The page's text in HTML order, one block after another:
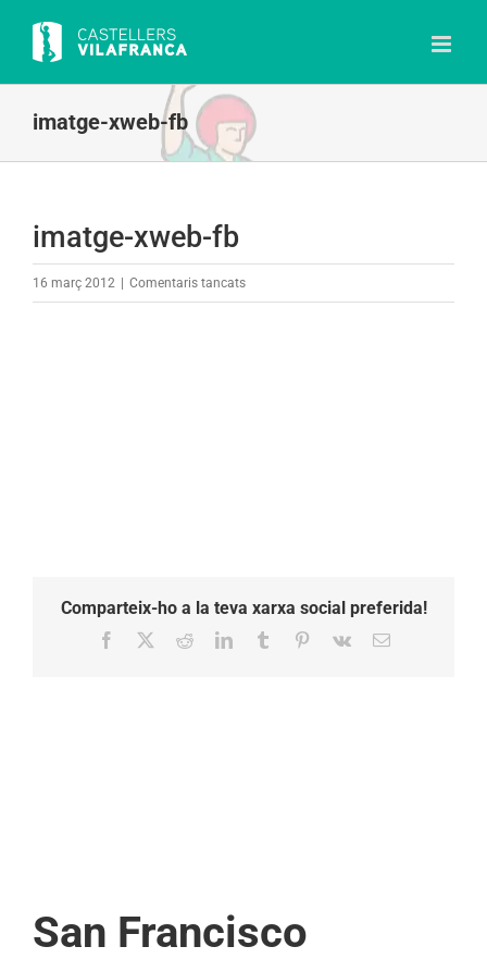
content
imatge-xweb-fb
imatge-xweb-fb
16 març 2012 Comentaris tancatsa
Comparteix-ho a la teva xarxa social preferida!
Facebook RedditLinkedInTumblr Pinterest
Vk Email:
San Francisco